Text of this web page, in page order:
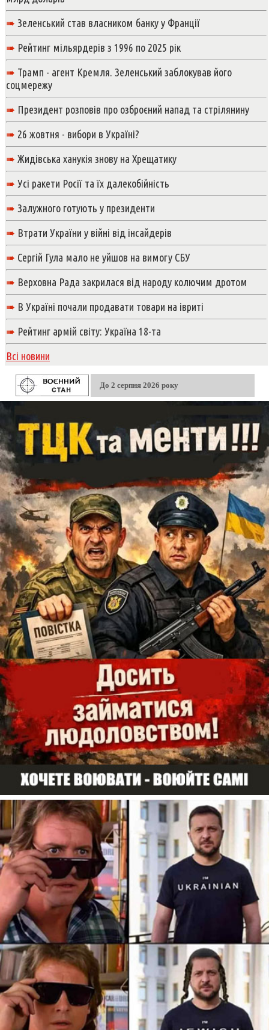
➠ Зеленський став власником банку у Франції
➠ Рейтинг мільярдерів з 1996 по 2025 рік
➠ Трамп - агент Кремля. Зеленський заблокував його
соцмережу
➠ Президент розповів про озброєний напад та стрілянину
➠ 26 жовтня - вибори в Україні?
➠ Жидівська ханукія знову на Хрещатику
➠ Усі ракети Росії та їх далекобійність
➠ Залужного готують у президенти
➠ Втрати України у війні від інсайдерів
➠ Сергій Гула мало не уйшов на вимогу СБУ
➠ Верховна Рада закрилася від народу колючим дротом
➠ В Україні почали продавати товари на івриті
➠ Рейтинг армій світу: Україна 18-та
Всі новини
До 2 серпня 2026 року